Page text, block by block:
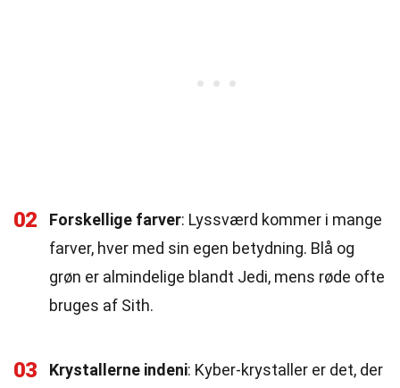
02 Forskellige farver: Lyssværd kommer i mange
farver, hver med sin egen betydning. Blå og
grøn er almindelige blandt Jedi, mens røde ofte
bruges af Sith.
03 Krystallerne indeni: Kyber-krystaller er det, der